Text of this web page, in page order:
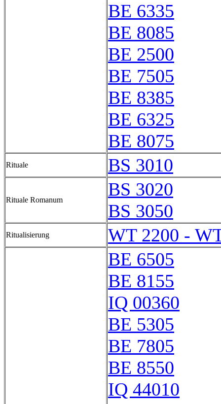
BE 6335
BE 8085
BE 2500
BE 7505
BE 8385
BE 6325
BE 8075
Rituale BS 3010
Rituale Romanum
BS 3020
BS 3050
Ritualisierung
WT 2200 -
BE 6505
BE 8155
IQ 00360
BE 5305
BE 7805
BE 8550
IQ 44010